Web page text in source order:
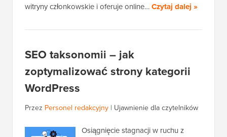
witryny członkowskie i oferuje online…Czytaj dalej »
SEO taksonomii – jak
zoptymalizować strony kategorii
WordPress
Przez Personel redakcyjny | Ujawnienie dla czytelników
Osiągnięcie stagnacji w ruchu z